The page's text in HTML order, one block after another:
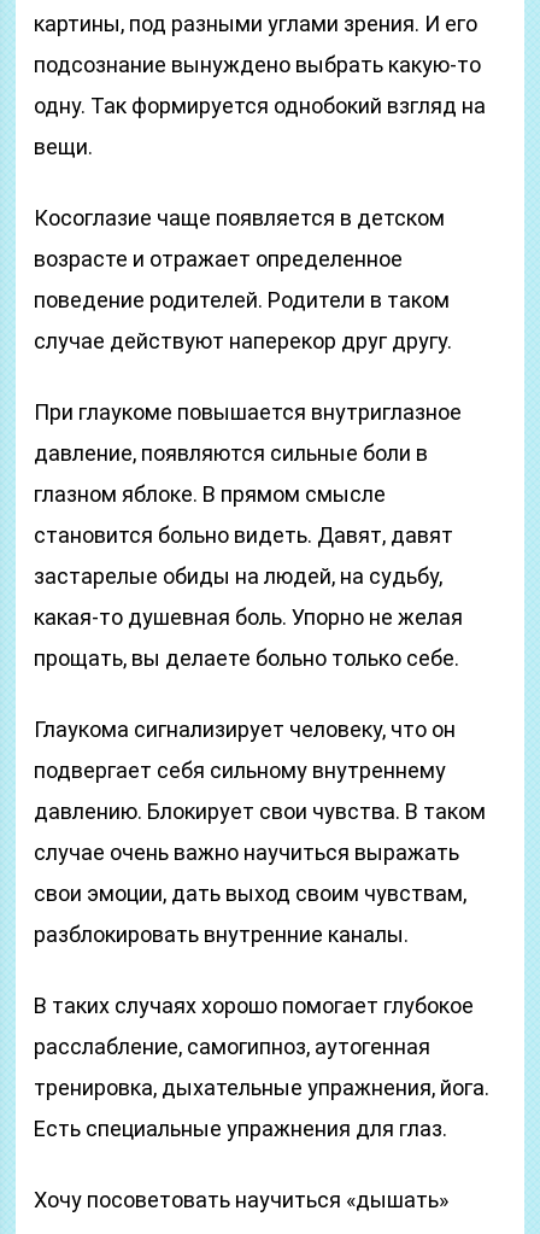
картины, под разными углами зрения. И его
подсознание вынуждено выбрать какую-то
одну. Так формируется однобокий взгляд на
вещи.
Косоглазие чаще появляется в детском
возрасте и отражает определенное
поведение родителей. Родители в таком
случае действуют наперекор друг другу.
При глаукоме повышается внутриглазное
давление, появляются сильные боли в
глазном яблоке. В прямом смысле
становится больно видеть. Давят, давят
застарелые обиды на людей, на судьбу,
какая-то душевная боль. Упорно не желая
прощать, вы делаете больно только себе.
Глаукома сигнализирует человеку, что он
подвергает себя сильному внутреннему
давлению. Блокирует свои чувства. В таком
случае очень важно научиться выражать
свои эмоции, дать выход своим чувствам,
разблокировать внутренние каналы.
В таких случаях хорошо помогает глубокое
расслабление, самогипноз, аутогенная
тренировка, дыхательные упражнения, йога.
Есть специальные упражнения для глаз.
Хочу посоветовать научиться «дышать»